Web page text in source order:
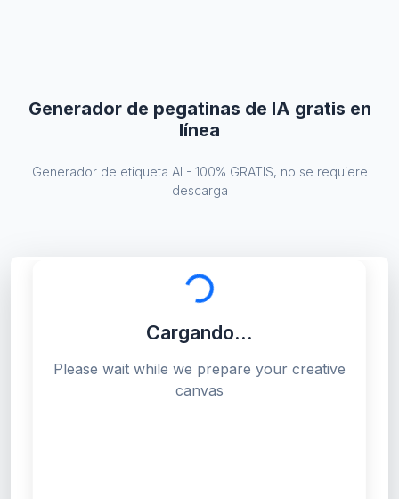
Generador de pegatinas de IA gratis en
línea
Generador de etiqueta AI - 100% GRATIS, no se requiere
descarga
Cargando...
Cargando...
Please wait while we prepare your creative
canvas